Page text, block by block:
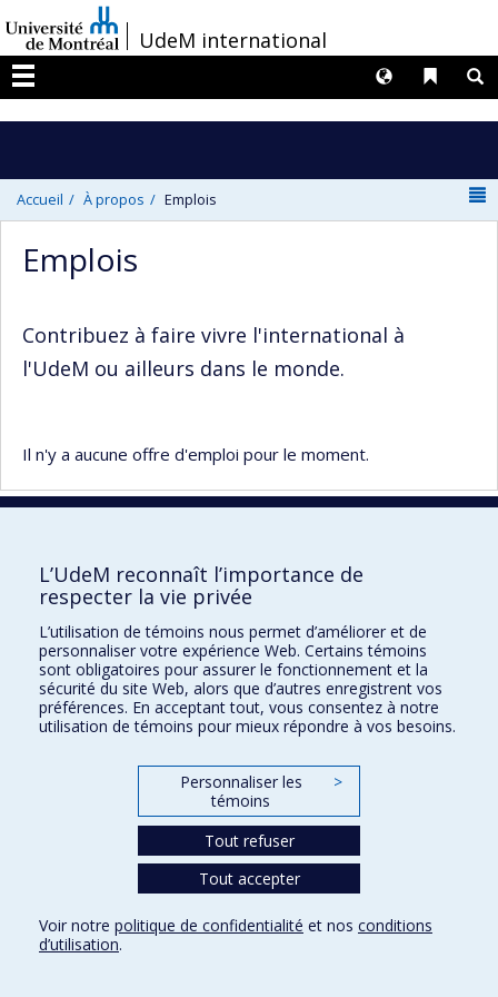
au
contenu
/UdeM international
Menu
Liens
Langues
Accueil À propos Emplois
Emplois
Contribuez à faire vivre l'international à
l'UdeM ou ailleurs dans le monde.
Il n'y a aucune offre d'emploi pour le moment.
UdeM international
3744, rue Jean-Brillant
Bureau 581, 5e étage
Montréal (Québec)
Canada H3T 1P1
Pour nous joindre
Conditions d’utilisation
Paramètres des témoins
L’UdeM reconnaît l’importance de
respecter la vie privée
L’utilisation de témoins nous permet d’améliorer et de
personnaliser votre expérience Web. Certains témoins
sont obligatoires pour assurer le fonctionnement et la
sécurité du site Web, alors que d’autres enregistrent vos
préférences. En acceptant tout, vous consentez à notre
utilisation de témoins pour mieux répondre à vos besoins.
Personnaliser les
témoins
>
Tout refuser
Tout accepter
Voir notre politique de confidentialité et nos conditions
d’utilisation.